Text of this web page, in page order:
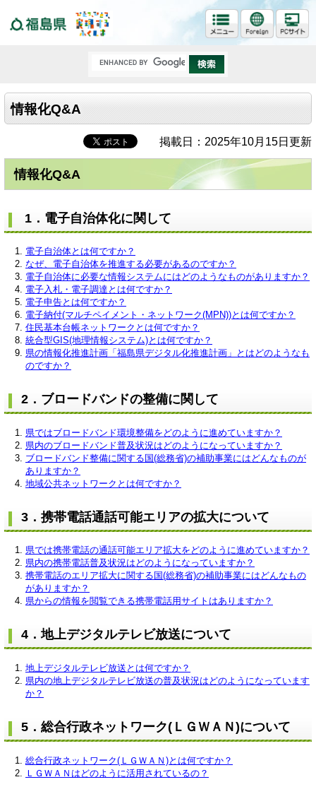
情報化Q&A
掲載日：2025年10月15日更新
情報化Q&A
1．電子自治体化に関して
電子自治体とは何ですか？
なぜ、電子自治体を推進する必要があるのですか？
電子自治体に必要な情報システムにはどのようなものがありますか？
電子入札・電子調達とは何ですか？
電子申告とは何ですか？
電子納付(マルチペイメント・ネットワーク(MPN))とは何ですか？
住民基本台帳ネットワークとは何ですか？
統合型GIS(地理情報システム)とは何ですか？
県の情報化推進計画「福島県デジタル化推進計画」とはどのようなも
のですか？​
2．ブロードバンドの整備に関して
県ではブロードバンド環境整備をどのように進めていますか？
県内のブロードバンド普及状況はどのようになっていますか？
ブロードバンド整備に関する国(総務省)の補助事業にはどんなものが
ありますか？
地域公共ネットワークとは何ですか？
3．携帯電話通話可能エリアの拡大について
県では携帯電話の通話可能エリア拡大をどのように進めていますか？
県内の携帯電話普及状況はどのようになっていますか？
携帯電話のエリア拡大に関する国(総務省)の補助事業にはどんなもの
がありますか？
県からの情報を閲覧できる携帯電話用サイトはありますか？
4．地上デジタルテレビ放送について
地上デジタルテレビ放送とは何ですか？
県内の地上デジタルテレビ放送の普及状況はどのようになっています
か？
5．総合行政ネットワーク(ＬＧＷＡＮ)について
総合行政ネットワーク(ＬＧＷＡＮ)とは何ですか？
ＬＧＷＡＮはどのように活用されているの？